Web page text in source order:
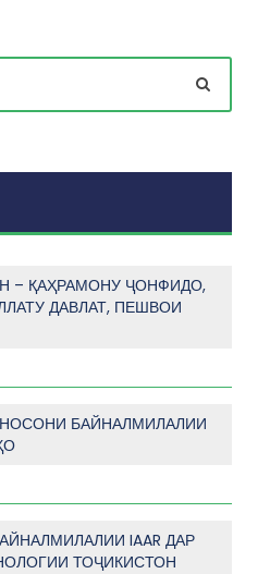
– ҚАҲРАМОНУ ҶОНФИДО,
ДАВЛАТ, ПЕШВОИ
БАЙНАЛМИЛАЛИИ
IAAR ДАР
ТОҶИКИСТОН